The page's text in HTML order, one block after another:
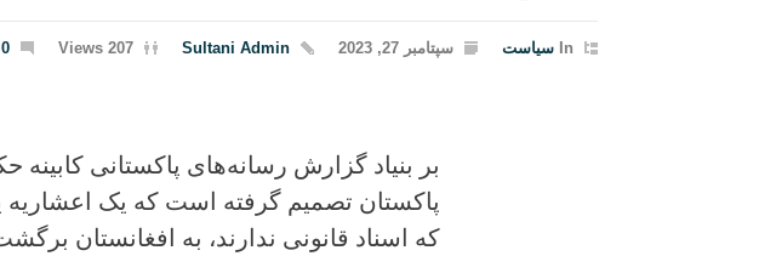
In سیاست سپتامبر 27, 2023 Sultani Admin
207 Views
0 comments
بر بنیاد گزارش رسانه‌های پاکستانی
پاکستان تصمیم گرفته است که یک اعشاریه
که اسناد قانونی ندارند، به افغانستان